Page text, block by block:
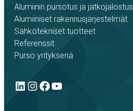
Alumiinin pursotus ja jatkojalostus
Alumiiniset rakennusjärjestelmät
Sähkötekniset tuotteet
Referenssit
Purso yrityksenä
LinkedIn
Instagram
Facebook
YouTube